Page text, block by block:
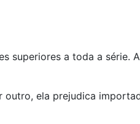
superiores a toda a série.
ela prejudica